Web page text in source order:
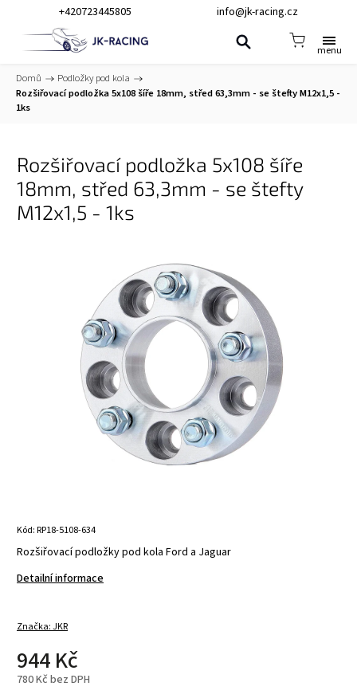
+420723445805 info@jk-racing.cz
Domů / Podložky pod kola /
Rozšiřovací podložka 5x108 šíře 18mm, střed 63,3mm - se štefty M12x1,5 -
1ks
Rozšiřovací podložka 5x108 šíře
18mm, střed 63,3mm - se štefty
M12x1,5 - 1ks
Kód:RP18-5108-634
Rozšiřovací podložky pod kola Ford a Jaguar
Detailní informace
Značka:JKR
944 Kč
780 Kč bez DPH